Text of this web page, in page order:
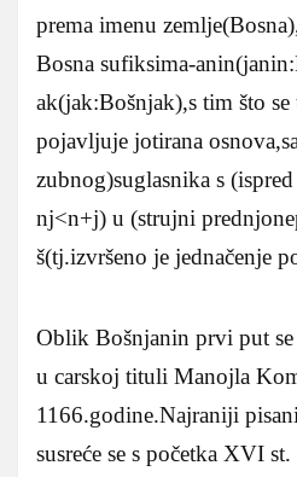
prema imenu
Bosna sufiksima-
ak(jak:Bošnjak),s tim što
pojavljuje jotirana
zubnog)suglasnika s
nj<n+j) u (strujni
š(tj.izvršeno je jednačenje
Oblik Bošnjanin prvi put
u carskoj tituli Manojla
1166.godine.Najraniji
susreće se s početka XVI